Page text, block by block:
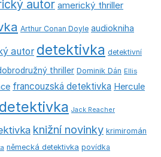
autor americký thriller
Arthur Conan Doyle audiokniha
autor detektivka detektivní
thriller Dominik Dán Ellis
francouzská detektivka Hercule
Jack Reacher
knižní novinky krimiromán
německá detektivka povídka